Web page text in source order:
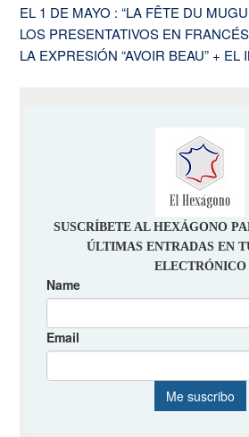
EL 1 DE MAYO : “LA FÊTE DU
LOS PRESENTATIVOS EN FRANCÉS
LA EXPRESIÓN “AVOIR BEAU” + EL